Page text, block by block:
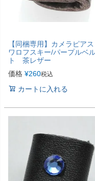
【同梱専用】カメラピア
ワロフスキー/パープルベ
ト 茶レザー
価格 ¥260税込
カートに入れる